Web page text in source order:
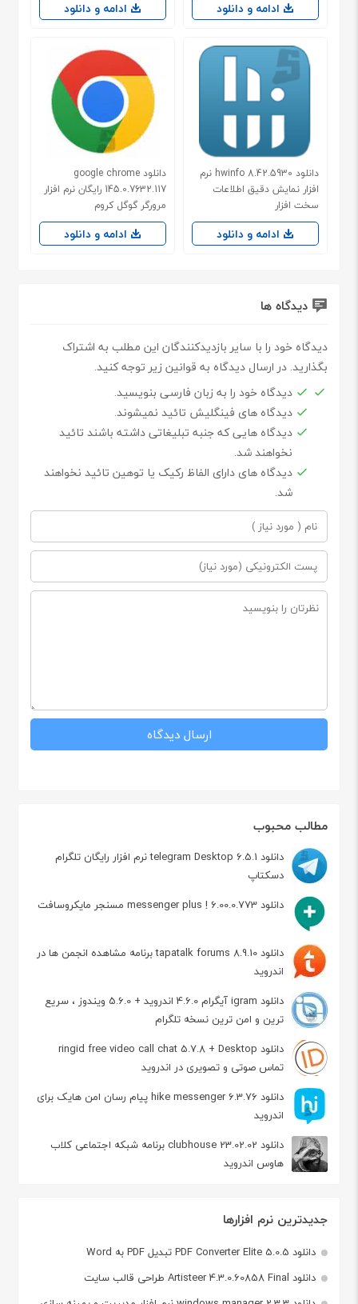
مطالب محبوب
دانلود telegram Desktop 6.5.1 نرم افزار رایگان تلگرام
دسکتاپ
دانلود messenger plus ! 6.00.0.773 مسنجر مایکروسافت
دانلود tapatalk forums 8.9.10 برنامه مشاهده انجمن ها در
اندروید
دانلود igram آیگرام 4.6.0 اندروید + 5.6.0 ویندوز ، سریع
ترین و امن ترین نسخه تلگرام
دانلود ringid free video call chat 5.7.8 + Desktop
تماس صوتی و تصویری در اندروید
دانلود hike messenger 6.3.76 پیام‌ رسان‌ امن هایک برای
اندروید
دانلود clubhouse 23.02.02 برنامه شبکه اجتماعی کلاب
هاوس اندروید
جدیدترین نرم افزارها
دانلود PDF Converter Elite 5.0.5 تبدیل PDF به Word
دانلود Artisteer 4.3.0.60858 Final طراحی قالب سایت
ادامه و دانلود ادامه و دانلود
دانلود hwinfo 8.42.5930 نرم
افزار نمایش دقیق اطلاعات
سخت افزار
ادامه و دانلود
دانلود google chrome
145.0.7632.117 رایگان نرم افزار
مرورگر گوگل کروم
ادامه و دانلود
دیدگاه ها
دیدگاه خود را با سایر بازدیدکنندگان این مطلب به اشتراک
بگذارید. در ارسال دیدگاه به قوانین زیر توجه کنید.
دیدگاه خود را به زبان فارسی بنویسید.
دیدگاه های فینگلیش تائید نمیشوند.
دیدگاه هایی که جنبه تبلیغاتی داشته باشند تائید
نخواهند شد.
دیدگاه های دارای الفاظ رکیک یا توهین تائید نخواهند
شد.